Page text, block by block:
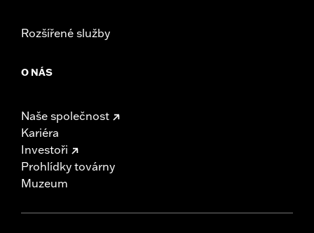
Rozšířené služby
O NÁS
Naše společnost
Kariéra
Investoři
Prohlídky továrny
Muzeum